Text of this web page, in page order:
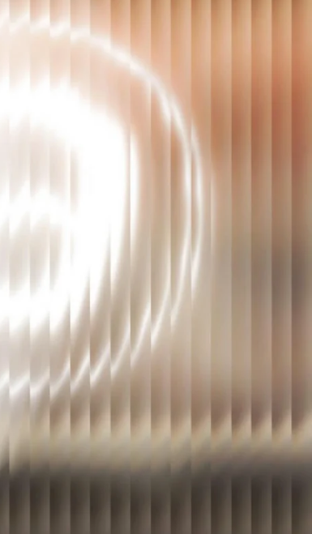
NGỘ ĐỘC RƯỢU
LÁ CÓ BỊ ĐAU ĐẦU KHÔNG?
GÓC ĐỘ SẢN XUẤT
GÌ? 7 TIÊU CHÍ ĐÁNH GIÁ MỘT
RƯỢU LÀ GÌ? VÌ SAO GÂY ĐAU